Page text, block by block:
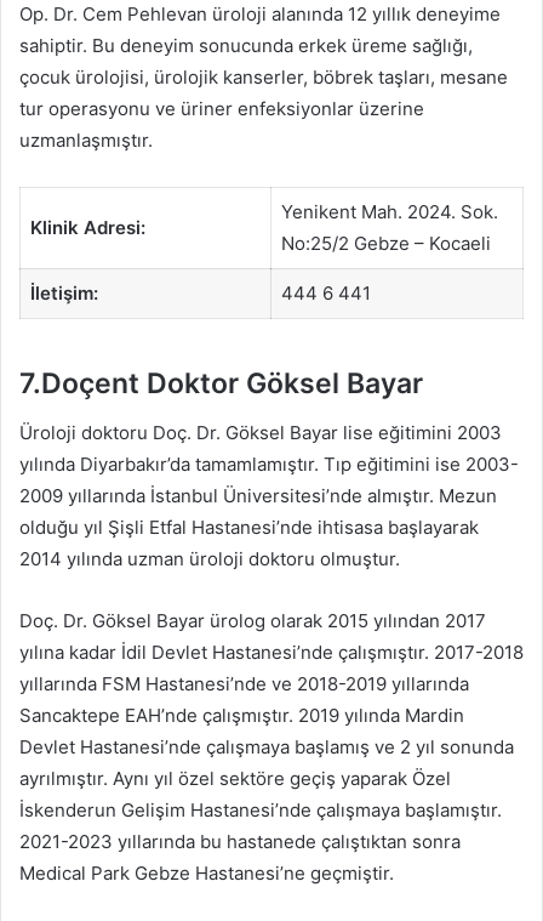
Op. Dr. Cem Pehlevan üroloji alanında 12 yıllık deneyime
sahiptir. Bu deneyim sonucunda erkek üreme sağlığı,
çocuk ürolojisi, ürolojik kanserler, böbrek taşları, mesane
tur operasyonu ve üriner enfeksiyonlar üzerine
uzmanlaşmıştır.
Klinik Adresi:
Yenikent Mah. 2024. Sok.
No:25/2 Gebze – Kocaeli
İletişim: 444 6 441
7.Doçent Doktor Göksel Bayar
Üroloji doktoru Doç. Dr. Göksel Bayar lise eğitimini 2003
yılında Diyarbakır’da tamamlamıştır. Tıp eğitimini ise 2003-
2009 yıllarında İstanbul Üniversitesi’nde almıştır. Mezun
olduğu yıl Şişli Etfal Hastanesi’nde ihtisasa başlayarak
2014 yılında uzman üroloji doktoru olmuştur.
Doç. Dr. Göksel Bayar ürolog olarak 2015 yılından 2017
yılına kadar İdil Devlet Hastanesi’nde çalışmıştır. 2017-2018
yıllarında FSM Hastanesi’nde ve 2018-2019 yıllarında
Sancaktepe EAH’nde çalışmıştır. 2019 yılında Mardin
Devlet Hastanesi’nde çalışmaya başlamış ve 2 yıl sonunda
ayrılmıştır. Aynı yıl özel sektöre geçiş yaparak Özel
İskenderun Gelişim Hastanesi’nde çalışmaya başlamıştır.
2021-2023 yıllarında bu hastanede çalıştıktan sonra
Medical Park Gebze Hastanesi’ne geçmiştir.